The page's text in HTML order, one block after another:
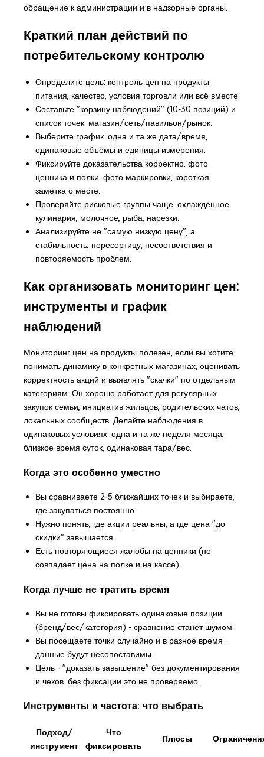
обращение к администрации и в надзорные органы.
Краткий план действий по
потребительскому контролю
Определите цель: контроль цен на продукты
питания, качество, условия торговли или всё вместе.
Составьте "корзину наблюдений" (10-30 позиций) и
список точек: магазин/сеть/павильон/рынок.
Выберите график: одна и та же дата/время,
одинаковые объёмы и единицы измерения.
Фиксируйте доказательства корректно: фото
ценника и полки, фото маркировки, короткая
заметка о месте.
Проверяйте рисковые группы чаще: охлаждённое,
кулинария, молочное, рыба, нарезки.
Анализируйте не "самую низкую цену", а
стабильность, пересортицу, несоответствия и
повторяемость проблем.
Как организовать мониторинг цен:
инструменты и график
наблюдений
Мониторинг цен на продукты полезен, если вы хотите
понимать динамику в конкретных магазинах, оценивать
корректность акций и выявлять "скачки" по отдельным
категориям. Он хорошо работает для регулярных
закупок семьи, инициатив жильцов, родительских чатов,
локальных сообществ. Делайте наблюдения в
одинаковых условиях: одна и та же неделя месяца,
близкое время суток, одинаковая тара/вес.
Когда это особенно уместно
Вы сравниваете 2-5 ближайших точек и выбираете,
где закупаться постоянно.
Нужно понять, где акции реальны, а где цена "до
скидки" завышается.
Есть повторяющиеся жалобы на ценники (не
совпадает цена на полке и на кассе).
Когда лучше не тратить время
Вы не готовы фиксировать одинаковые позиции
(бренд/вес/категория) - сравнение станет шумом.
Вы посещаете точки случайно и в разное время -
данные будут несопоставимы.
Цель - "доказать завышение" без документирования
и чеков: без фиксации это не проверяемо.
Инструменты и частота: что выбрать
Подход/
инструмент
Что
фиксировать
Плюсы